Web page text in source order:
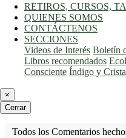
RETIROS, CURSOS,
QUIENES SOMOS
CONTÁCTENOS
SECCIONES
Videos de Interés Boletín
Libros recomendados
Consciente Índigo y
×
Cerrar
Todos los Comentarios